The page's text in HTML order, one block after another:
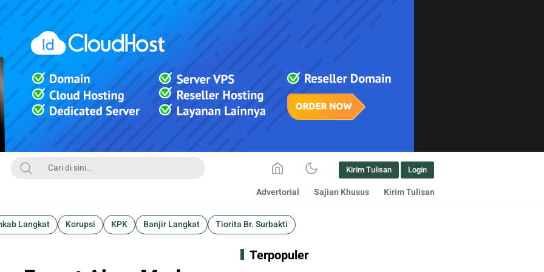
Kirim Tulisan Login
Advertorial Sajian Khusus Kirim Tulisan
Langkat Korupsi KPK Banjir Langkat Tiorita Br. Surbakti
Terpopuler